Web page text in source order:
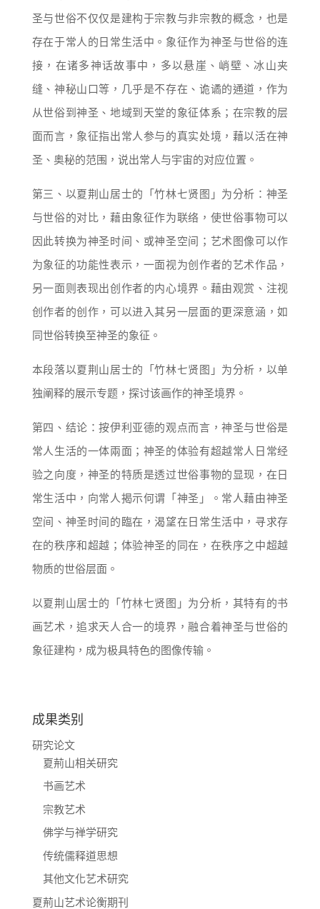
圣与世俗不仅仅是建构于宗教与非宗教的概念，也是
存在于常人的日常生活中。象征作为神圣与世俗的连
接，在诸多神话故事中，多以悬崖、峭壁、冰山夹
缝、神秘山口等，几乎是不存在、诡谲的通道，作为
从世俗到神圣、地域到天堂的象征体系；在宗教的层
面而言，象征指出常人参与的真实处境，藉以活在神
圣、奥秘的范围，说出常人与宇宙的对应位置。
第三、以夏荆山居士的「竹林七贤图」为分析：神圣
与世俗的对比，藉由象征作为联络，使世俗事物可以
因此转换为神圣时间、或神圣空间；艺术图像可以作
为象征的功能性表示，一面视为创作者的艺术作品，
另一面则表现出创作者的内心境界。藉由观赏、注视
创作者的创作，可以进入其另一层面的更深意涵，如
同世俗转换至神圣的象征。
本段落以夏荆山居士的「竹林七贤图」为分析，以单
独阐释的展示专题，探讨该画作的神圣境界。
第四、结论：按伊利亚德的观点而言，神圣与世俗是
常人生活的一体兩面；神圣的体验有超越常人日常经
验之向度，神圣的特质是透过世俗事物的显现，在日
常生活中，向常人揭示何谓「神圣」。常人藉由神圣
空间、神圣时间的臨在，渴望在日常生活中，寻求存
在的秩序和超越；体验神圣的同在，在秩序之中超越
物质的世俗层面。
以夏荆山居士的「竹林七贤图」为分析，其特有的书
画艺术，追求天人合一的境界，融合着神圣与世俗的
象征建构，成为极具特色的图像传输。
成果类别
研究论文
夏荊山相关研究
书画艺术
宗教艺术
佛学与禅学研究
传统儒释道思想
其他文化艺术研究
夏荊山艺术论衡期刊